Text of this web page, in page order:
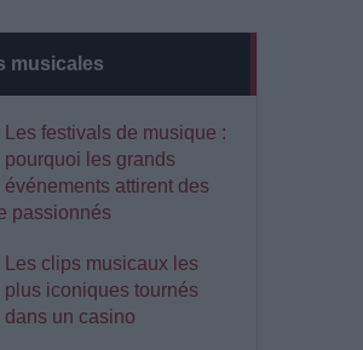
musicales
Les festivals de musique :
pourquoi les grands
événements attirent des
passionnés
Les clips musicaux les
plus iconiques tournés
dans un casino